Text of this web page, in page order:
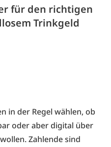
für den richtigen
Trinkgeld
in der Regel wählen, ob
oder aber digital über
Zahlende sind